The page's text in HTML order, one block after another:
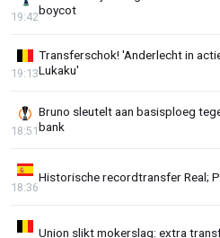
boycot
19:42
Transferschok! 'Anderlecht in
Lukaku'
19:13
Bruno sleutelt aan basisploeg
bank
18:51
Historische recordtransfer Real;
18:36
Union slikt mokerslag: extra